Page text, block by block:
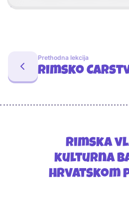
Prethodna lekcija
Rimsko
Rimska
kulturna
hrvatskom